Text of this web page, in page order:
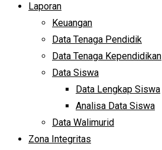
Laporan
Keuangan
Data Tenaga Pendidik
Data Tenaga Kependidikan
Data Siswa
Data Lengkap Siswa
Analisa Data Siswa
Data Walimurid
Zona Integritas